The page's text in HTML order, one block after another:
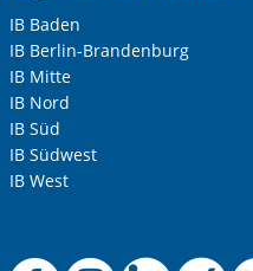
IB Baden
IB Berlin-Brandenburg
IB Mitte
IB Nord
IB Süd
IB Südwest
IB West